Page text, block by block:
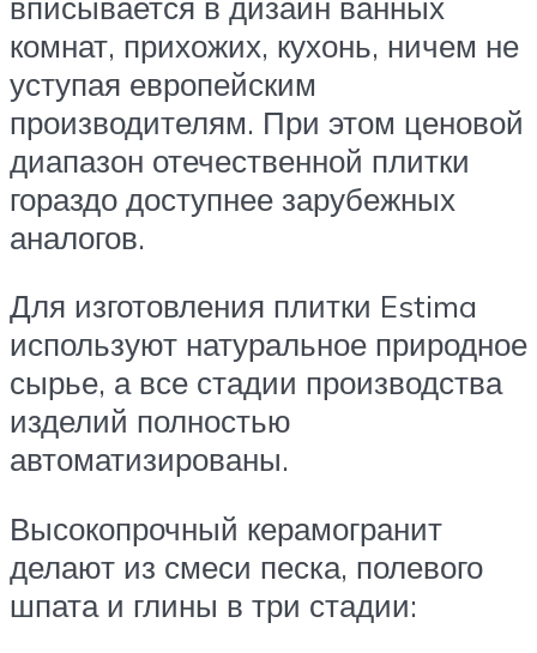
комнат, прихожих, кухонь, ничем не
уступая европейским
производителям. При этом ценовой
диапазон отечественной плитки
гораздо доступнее зарубежных
аналогов.
Для изготовления плитки Estima
используют натуральное природное
сырье, а все стадии производства
изделий полностью
автоматизированы.
Высокопрочный керамогранит
делают из смеси песка, полевого
шпата и глины в три стадии: